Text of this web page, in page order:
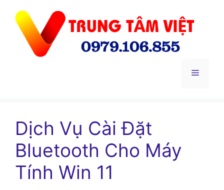
Menu
Dịch Vụ Cài Đặt
Bluetooth Cho Máy
Tính Win 11